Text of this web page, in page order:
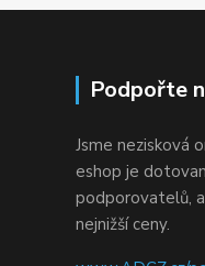
Podpořte
Jsme nezisková
eshop je
podporovatelů,
nejnižší ceny.